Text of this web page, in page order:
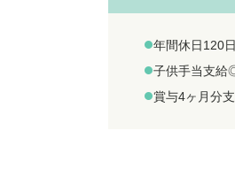
年間休日120
子供手当支給
賞与4ヶ月分